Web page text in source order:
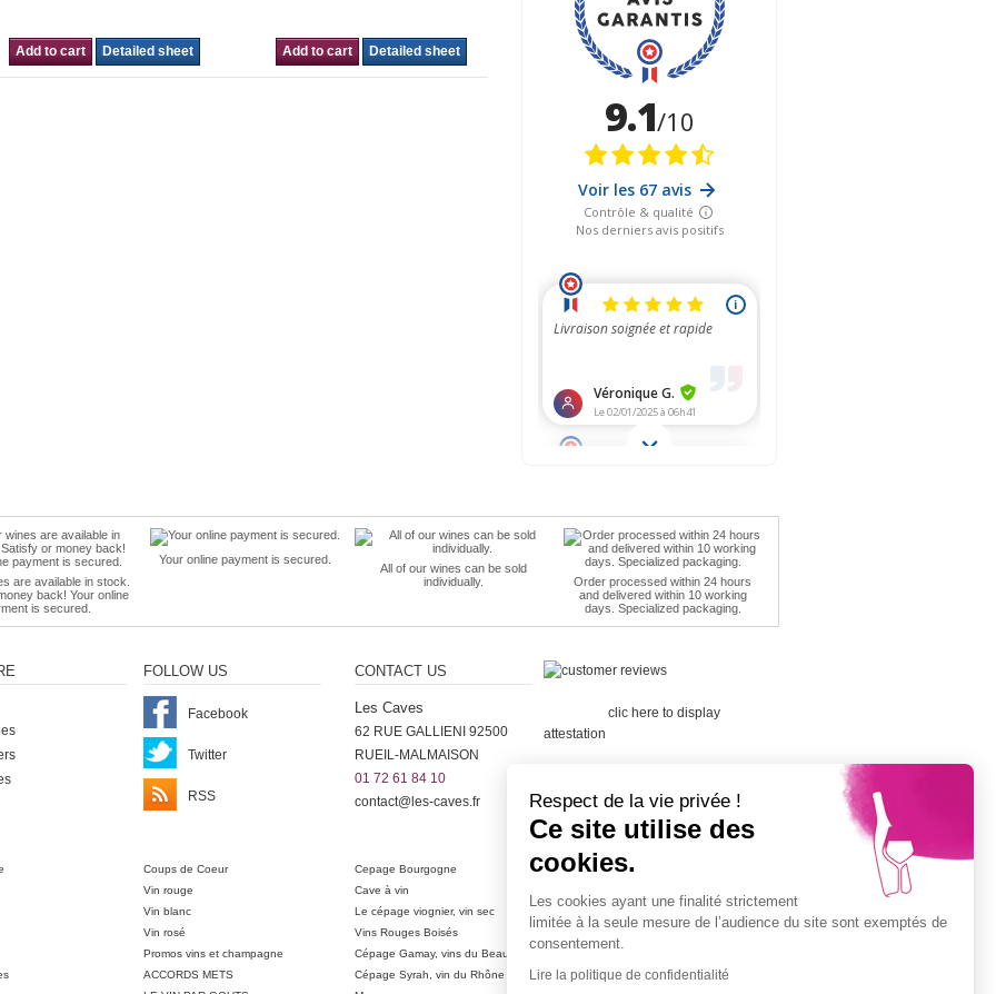
Add to cart Detailed sheet Add to cart Detailed sheet
are available in stock.
back! Your online
is secured.
Your online payment is secured.
All of our wines can be sold
individually.
Order processed within 24 hours
and delivered within 10 working
days. Specialized packaging.
FOLLOW US
Facebook
Twitter
RSS
CONTACT US
Les Caves
62 RUE GALLIENI 92500
RUEIL-MALMAISON
01 72 61 84 10
contact@les-caves.fr
clic here to display
attestation
Coups de Coeur Cepage Bourgogne
Cépage Merlot
Vin rouge Cave à vin
Vin blanc Le cépage viognier, vin sec
Cépage Sauvignon
Vin rosé Vins Rouges Boisés
Promos vins et champagne Cépage Gamay, vins du Beaujolais
ACCORDS METS Cépage Syrah, vin du Rhône
Champagne petit prix
Respect de la vie privée !
Ce site utilise des
cookies.
Les cookies ayant une finalité strictement
limitée à la seule mesure de l’audience du site sont exemptés de
consentement.
Lire la politique de confidentialité